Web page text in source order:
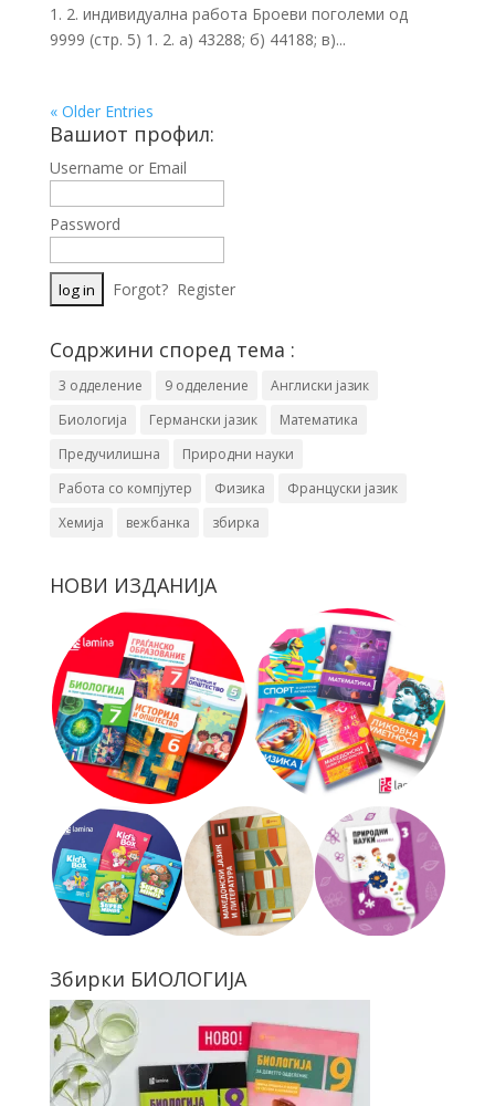
1. 2. индивидуална работа Броеви поголеми од
9999 (стр. 5) 1. 2. а) 43288; б) 44188; в)...
« Older Entries
Вашиот профил:
Username or Email
Password
Forgot? Register
Содржини според тема :
3 одделение 9 одделение
Англиски јазик
Биологија
Германски јазик
Математика
Предучилишна
Природни науки
Работа со компјутер
Физика
Француски јазик
Хемија
вежбанка збирка
НОВИ ИЗДАНИЈА
Збирки БИОЛОГИЈА